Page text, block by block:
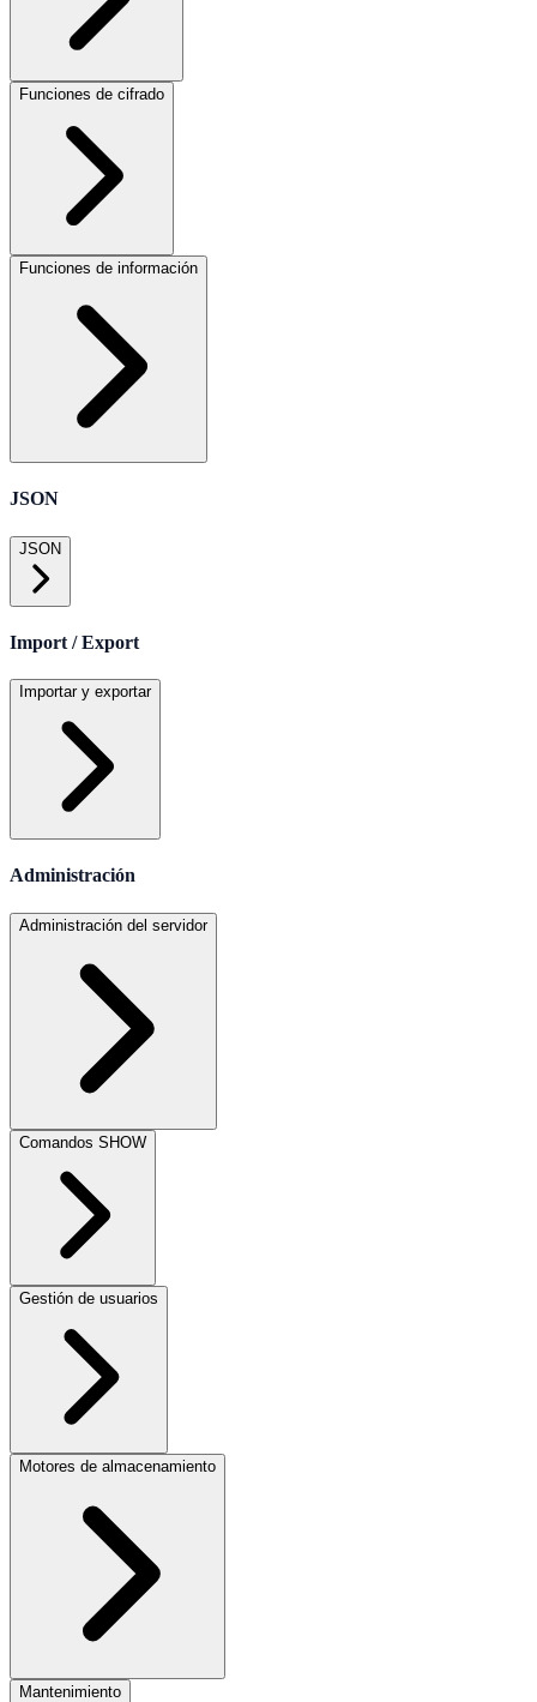
Funciones de cifrado
Funciones de información
JSON
JSON
Import / Export
Importar y exportar
Administración
Administración del servidor
Comandos SHOW
Gestión de usuarios
Motores de almacenamiento
Mantenimiento